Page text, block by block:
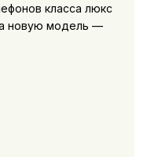
класса люкс
новую модель —